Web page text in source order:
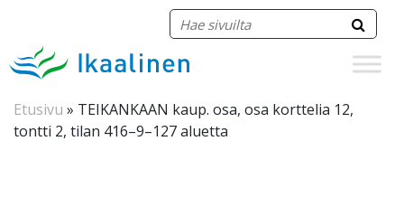
Etusivu » TEIKANKAAN kaup. osa, osa korttelia 12,
tontti 2, tilan 416–9–127 aluetta